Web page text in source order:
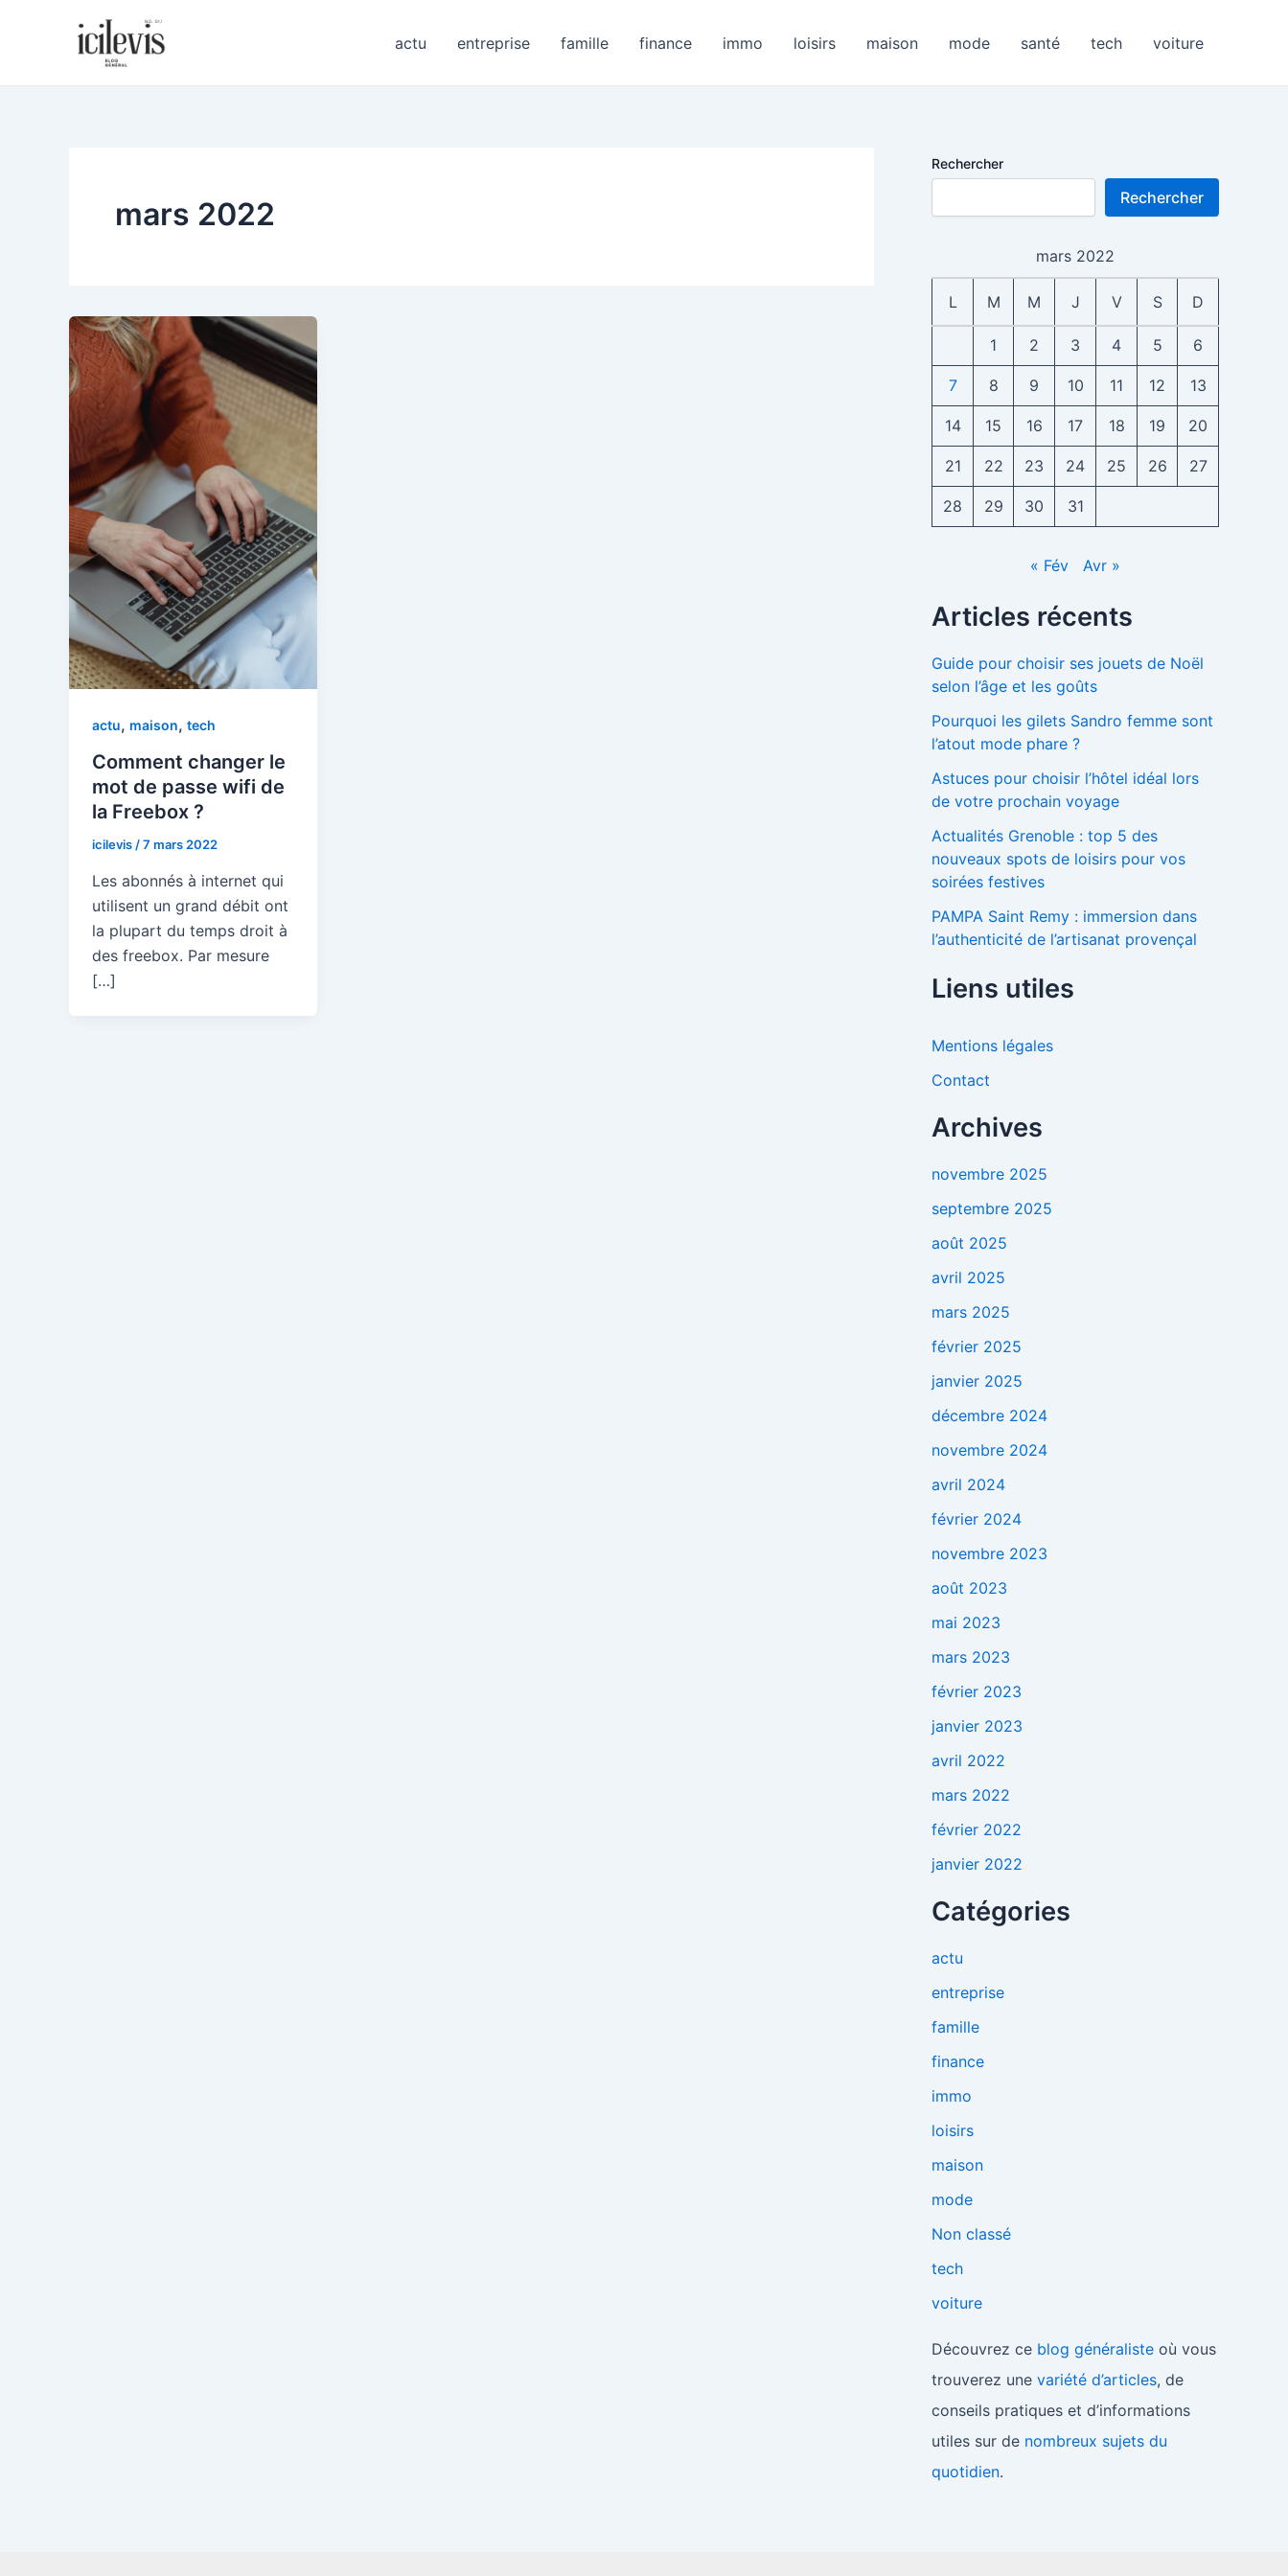
actu entreprise famille finance immo loisirs maison mode santé tech voiture
mars 2022
actu, maison, tech
Comment changer le
mot de passe wifi de
la Freebox ?
icilevis/7 mars 2022
Les abonnés à internet qui
utilisent un grand débit ont
la plupart du temps droit à
des freebox. Par mesure
[…]
Rechercher
Rechercher
mars 2022
L M M J V S D
1 2 3 4 5 6
7 8 9 10 11 12 13
14 15 16 17 18 19 20
21 22 23 24 25 26 27
28 29 30 31
« Fév Avr »
Articles récents
Guide pour choisir ses jouets de Noël
selon l’âge et les goûts
Pourquoi les gilets Sandro femme sont
l’atout mode phare ?
Astuces pour choisir l’hôtel idéal lors
de votre prochain voyage
Actualités Grenoble : top 5 des
nouveaux spots de loisirs pour vos
soirées festives
PAMPA Saint Remy : immersion dans
l’authenticité de l’artisanat provençal
Liens utiles
Mentions légales
Contact
Archives
novembre 2025
septembre 2025
août 2025
avril 2025
mars 2025
février 2025
janvier 2025
décembre 2024
novembre 2024
avril 2024
février 2024
novembre 2023
août 2023
mai 2023
mars 2023
février 2023
janvier 2023
avril 2022
mars 2022
février 2022
janvier 2022
Catégories
actu
entreprise
famille
finance
immo
loisirs
maison
mode
Non classé
tech
voiture
Découvrez ce blog généraliste où vous
trouverez une variété d’articles, de
conseils pratiques et d’informations
utiles sur de nombreux sujets du
quotidien.